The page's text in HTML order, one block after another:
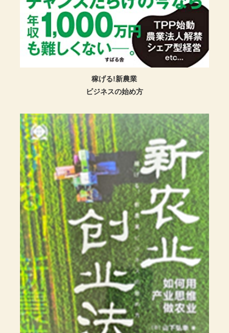
稼げる!新農業
ビジネスの始め方